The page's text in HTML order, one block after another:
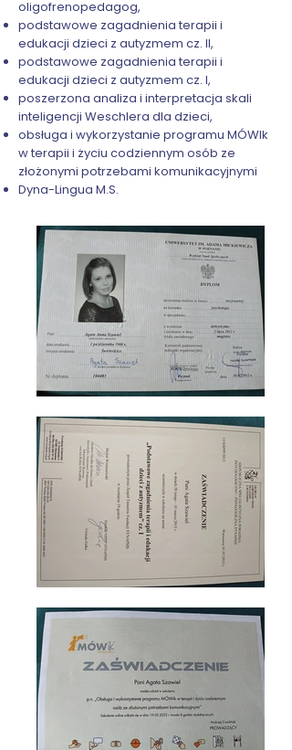
oligofrenopedagog,
podstawowe zagadnienia terapii i
edukacji dzieci z autyzmem cz. II,
podstawowe zagadnienia terapii i
edukacji dzieci z autyzmem cz. I,
poszerzona analiza i interpretacja skali
inteligencji Weschlera dla dzieci,
obsługa i wykorzystanie programu MÓWIk
w terapii i życiu codziennym osób ze
złożonymi potrzebami komunikacyjnymi
Dyna-Lingua M.S.